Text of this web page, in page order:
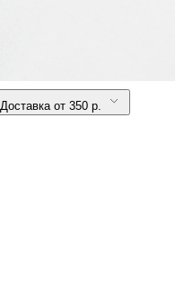
Доставка от 350 р.